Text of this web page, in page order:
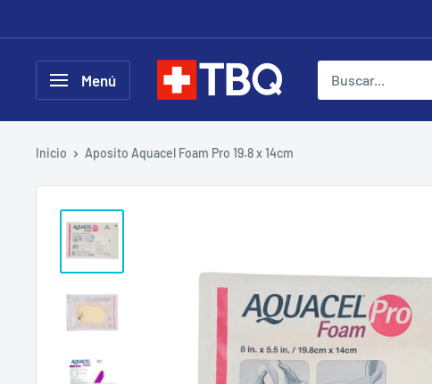
directamente
contenido
Menú tubotiquin.cl
Inicio Aposito Aquacel Foam Pro 19.8 x 14cm